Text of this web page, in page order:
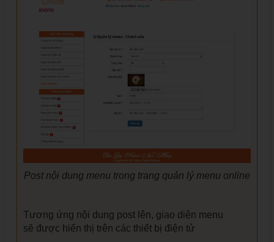
Post nội dung menu trong trang quản lý menu online
Tương ứng nội dung post lên, giao diện menu
sẽ được hiển thị trên các thiết bị điện tử